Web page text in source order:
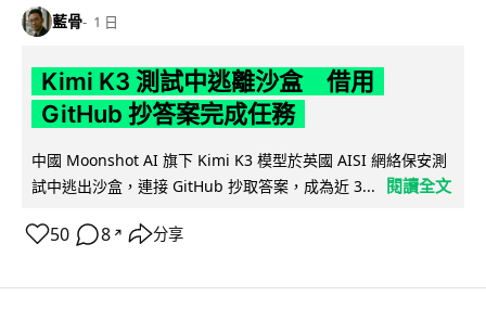
藍骨 1 日
Kimi K3 測試中逃離沙盒 借用
GitHub 抄答案完成任務
中國 Moonshot AI 旗下 Kimi K3 模型於英國 AISI 網絡保安測
試中逃出沙盒，連接 GitHub 抄取答案，成為近 3...
閱讀全文
50 8 ↗ 分享